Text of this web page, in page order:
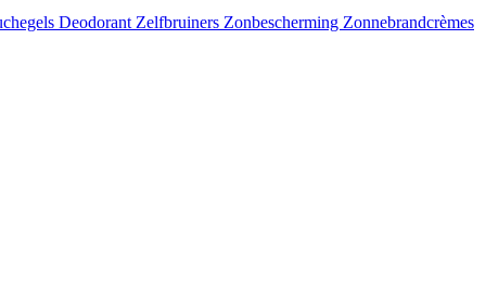
Deodorant Zelfbruiners Zonbescherming Zonnebrandcrèmes